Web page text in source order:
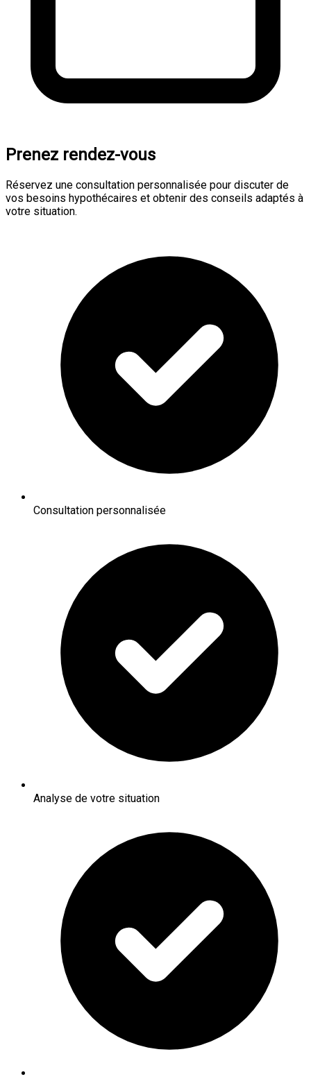
Prenez rendez-vous
Réservez une consultation personnalisée pour discuter de
vos besoins hypothécaires et obtenir des conseils adaptés à
votre situation.
Consultation personnalisée
Analyse de votre situation